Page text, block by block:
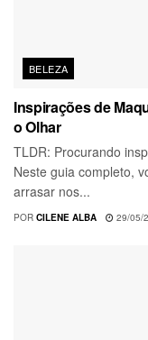
BELEZA
Inspirações de
o Olhar
TLDR: Procurando
Neste guia completo,
arrasar nos...
POR CILENE ALBA 29/05/